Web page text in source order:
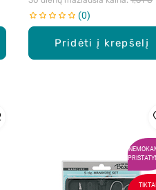
Pridėti į krepšelį
0
TIKTAI